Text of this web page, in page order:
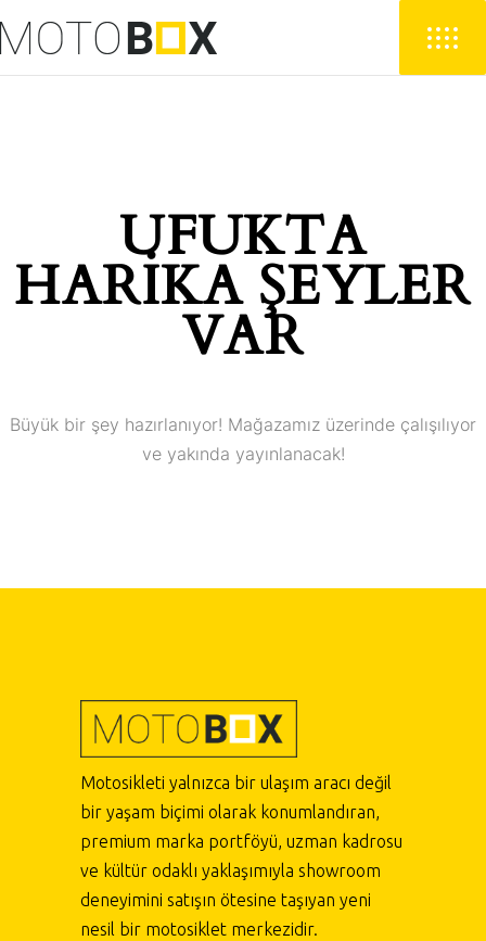
UFUKTA
HARIKA ŞEYLER
VAR
Büyük bir şey hazırlanıyor! Mağazamız üzerinde çalışılıyor
ve yakında yayınlanacak!
Motosikleti yalnızca bir ulaşım aracı değil
bir yaşam biçimi olarak konumlandıran,
premium marka portföyü, uzman kadrosu
ve kültür odaklı yaklaşımıyla showroom
deneyimini satışın ötesine taşıyan yeni
nesil bir motosiklet merkezidir.